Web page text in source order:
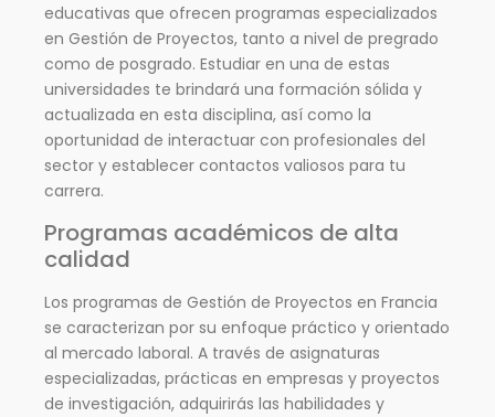
educativas que ofrecen programas especializados
en Gestión de Proyectos, tanto a nivel de pregrado
como de posgrado. Estudiar en una de estas
universidades te brindará una formación sólida y
actualizada en esta disciplina, así como la
oportunidad de interactuar con profesionales del
sector y establecer contactos valiosos para tu
carrera.
Programas académicos de alta
calidad
Los programas de Gestión de Proyectos en Francia
se caracterizan por su enfoque práctico y orientado
al mercado laboral. A través de asignaturas
especializadas, prácticas en empresas y proyectos
de investigación, adquirirás las habilidades y